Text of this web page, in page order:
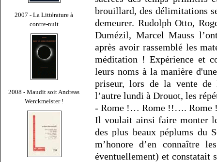
2007 - La Littérature à
contre-nuit
2008 - Maudit soit Andreas
Werckmeister !
brouillard, des délimitations
demeurer. Rudolph Otto,
Dumézil, Marcel Mauss
après avoir rassemblé les
méditation ! Expérience et
leurs noms à la manière
priseur, lors de la vente de
l’autre lundi à Drouot, les
- Rome !… Rome !!…. Rome
Il voulait ainsi faire monter
des plus beaux péplums du
m’honore d’en connaître
éventuellement) et constatait